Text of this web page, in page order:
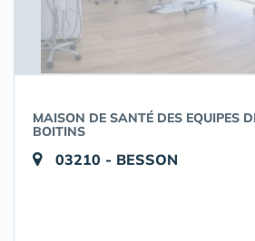
MAISON DE SANTÉ DES EQUIPES
BOITINS
03210 - BESSON